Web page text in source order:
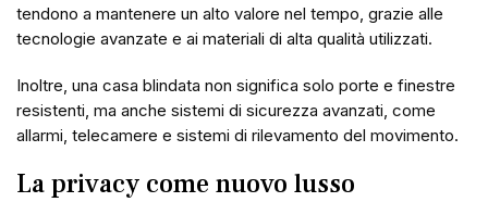
tendono a mantenere un alto valore nel tempo, grazie alle
tecnologie avanzate e ai materiali di alta qualità utilizzati.
Inoltre, una casa blindata non significa solo porte e finestre
resistenti, ma anche sistemi di sicurezza avanzati, come
allarmi, telecamere e sistemi di rilevamento del movimento.
La privacy come nuovo lusso